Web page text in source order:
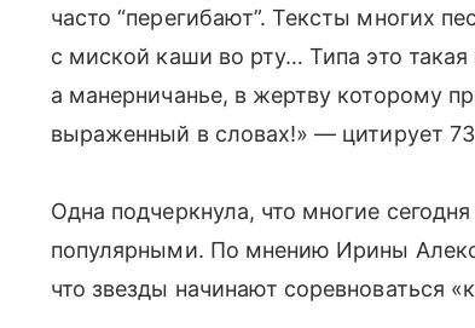
часто “перегибают”. Тексты многих
с миской каши во рту… Типа это
а манерничанье, в жертву которому
выраженный в словах!» — цитирует
Одна подчеркнула, что многие
популярными. По мнению Ирины
что звезды начинают соревноваться